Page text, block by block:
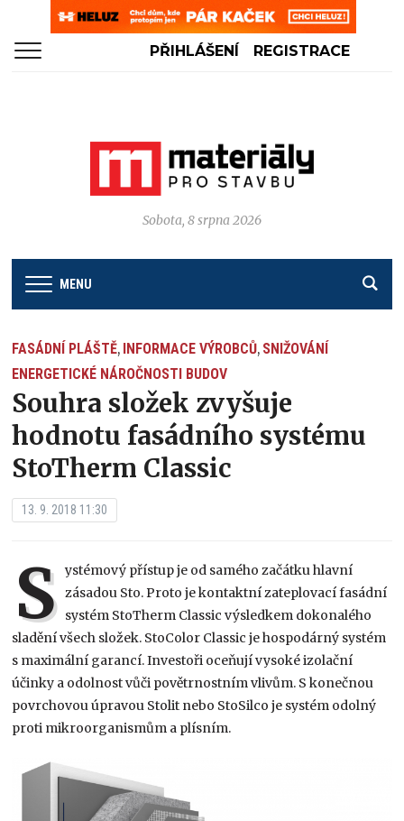
PŘIHLÁŠENÍ REGISTRACE
Sobota, 8 srpna 2026
MENU
FASÁDNÍ PLÁŠTĚ, INFORMACE VÝROBCŮ, SNIŽOVÁNÍ
ENERGETICKÉ NÁROČNOSTI BUDOV
Souhra složek zvyšuje
hodnotu fasádního systému
StoTherm Classic
13. 9. 2018 11:30
S ystémový přístup je od samého začátku hlavní
zásadou Sto. Proto je kontaktní zateplovací fasádní
systém StoTherm Classic výsledkem dokonalého
sladění všech složek. StoColor Classic je hospodárný systém
s maximální garancí. Investoři oceňují vysoké izolační
účinky a odolnost vůči povětrnostním vlivům. S konečnou
povrchovou úpravou Stolit nebo StoSilco je systém odolný
proti mikroorganismům a plísním.